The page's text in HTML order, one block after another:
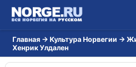
Главная → Культура Норвегии →
Хенрик Улдален